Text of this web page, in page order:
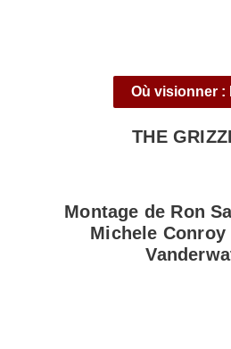
Où visionner :
THE
Montage de Ron
Michele Conroy